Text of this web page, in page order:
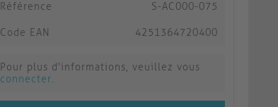
Référence S-AC000-075
Code EAN 4251364720400
Pour plus d'informations, veuillez vous
connecter.